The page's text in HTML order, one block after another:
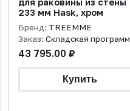
для раковины из стены
233 мм Hask, хром
Бренд: TREEMME
Заказ: Складская
43 795.00 ₽